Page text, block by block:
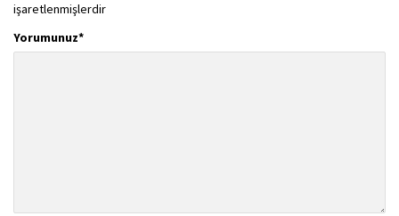
işaretlenmişlerdir
Yorumunuz*